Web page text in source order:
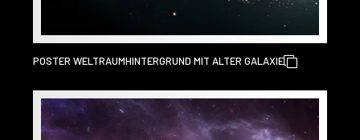
POSTER WELTRAUMHINTERGRUND MIT ALTER GALAXIE